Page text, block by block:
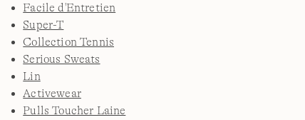
Facile d'Entretien
Super-T
Collection Tennis
Serious Sweats
Lin
Activewear
Pulls Toucher Laine